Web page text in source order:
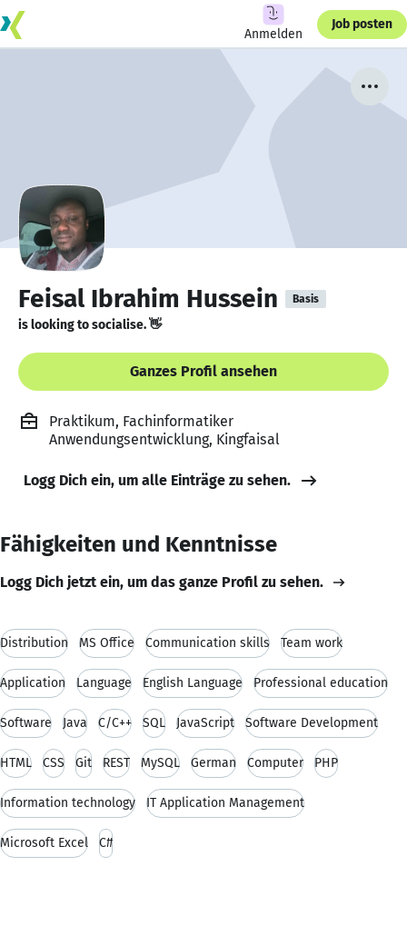
Anmelden
Job posten
Feisal Ibrahim Hussein Basis
is looking to socialise. 👋
Ganzes Profil ansehen
Praktikum, Fachinformatiker
Anwendungsentwicklung, Kingfaisal
Logg Dich ein, um alle Einträge zu sehen.
Fähigkeiten und Kenntnisse
Logg Dich jetzt ein, um das ganze Profil zu sehen.
Distribution MS Office Communication skills Team work
Application Language English Language Professional education
Software Java C/C++ SQL JavaScript Software Development
HTML CSS Git REST MySQL German Computer PHP
Information technology IT Application Management
Microsoft Excel C#